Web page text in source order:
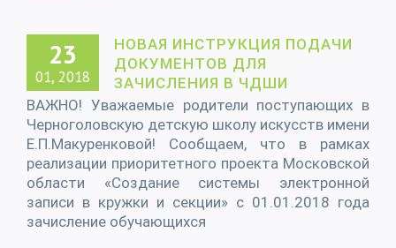
23
01, 2018
НОВАЯ ИНСТРУКЦИЯ ПОДАЧИ
ДОКУМЕНТОВ ДЛЯ
ЗАЧИСЛЕНИЯ В ЧДШИ
ВАЖНО! Уважаемые родители поступающих в
Черноголовскую детскую школу искусств имени
Е.П.Макуренковой! Сообщаем, что в рамках
реализации приоритетного проекта Московской
области «Создание системы электронной
записи в кружки и секции» с 01.01.2018 года
зачисление обучающихся